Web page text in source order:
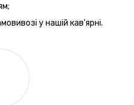
у нашій кав'ярні.